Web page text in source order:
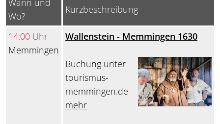
Wann und
Wo?
Kurzbeschreibung
14:00 Uhr
Memmingen
Wallenstein - Memmingen 1630
Buchung unter
tourismus-
memmingen.de
mehr